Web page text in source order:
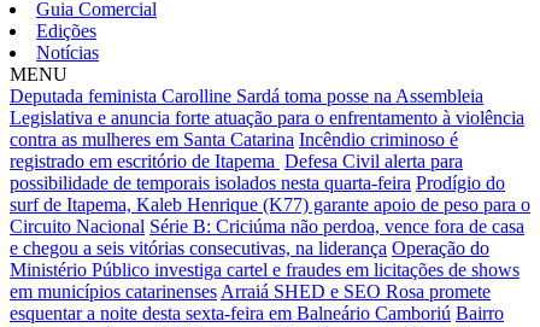
Guia Comercial
Edições
Notícias
MENU
Deputada feminista Carolline Sardá toma posse na Assembleia
Legislativa e anuncia forte atuação para o enfrentamento à violência
contra as mulheres em Santa Catarina Incêndio criminoso é
registrado em escritório de Itapema Defesa Civil alerta para
possibilidade de temporais isolados nesta quarta-feira Prodígio do
surf de Itapema, Kaleb Henrique (K77) garante apoio de peso para o
Circuito Nacional Série B: Criciúma não perdoa, vence fora de casa
e chegou a seis vitórias consecutivas, na liderança Operação do
Ministério Público investiga cartel e fraudes em licitações de shows
em municípios catarinenses Arraiá SHED e SEO Rosa promete
esquentar a noite desta sexta-feira em Balneário Camboriú Bairro